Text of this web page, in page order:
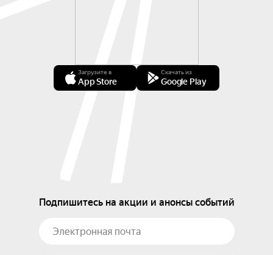
Загрузите в
App Store
Скачать из
Google Play
Подпишитесь на акции и анонсы событий